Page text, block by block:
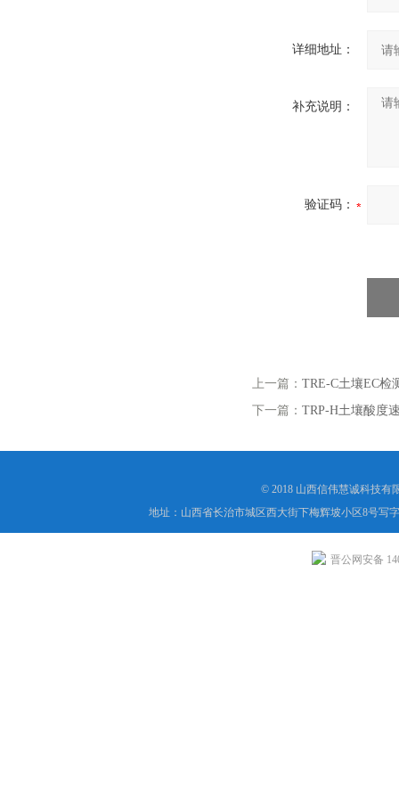
详细地址：
补充说明：
验证码：
上一篇： TRE-C土壤EC检
下一篇： TRP-H土壤酸度
© 2018 山西信伟慧诚科技有
地址：山西省长治市城区西大街下梅辉坡小区8号写
晋公网安备